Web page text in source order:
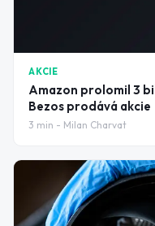
AKCIE
Amazon prolomil 3
Bezos prodává akcie
3 min - Milan Charvat